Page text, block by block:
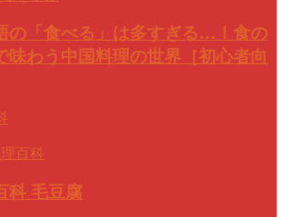
の「食べる」は多すぎる…！食の
味わう中国料理の世界［初心者向
百科
科 毛豆腐